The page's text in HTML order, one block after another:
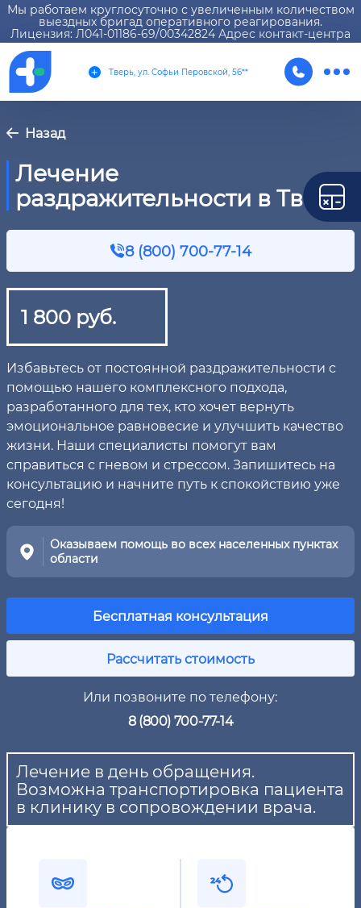
Мы работаем круглосуточно с увеличенным количеством
выездных бригад оперативного реагирования.
Лицензия: Л041-01186-69/00342824 Адрес контакт-центра
Тверь, ул. Софьи Перовской, 56**
Назад
Лечение
раздражительности в Твери
8 (800) 700-77-14
1 800 руб.
Избавьтесь от постоянной раздражительности с
помощью нашего комплексного подхода,
разработанного для тех, кто хочет вернуть
эмоциональное равновесие и улучшить качество
жизни. Наши специалисты помогут вам
справиться с гневом и стрессом. Запишитесь на
консультацию и начните путь к спокойствию уже
сегодня!
Оказываем помощь во всех населенных пунктах
области
Бесплатная консультация
Рассчитать стоимость
Или позвоните по телефону:
8 (800) 700-77-14
Лечение в день обращения.
Возможна транспортировка пациента
в клинику в сопровождении врача.